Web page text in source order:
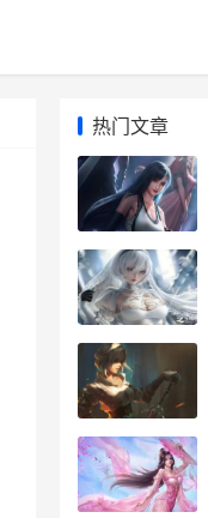
热门文章